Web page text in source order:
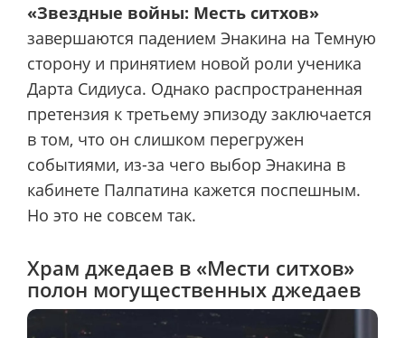
«Звездные войны: Месть ситхов»
завершаются падением Энакина на Темную
сторону и принятием новой роли ученика
Дарта Сидиуса. Однако распространенная
претензия к третьему эпизоду заключается
в том, что он слишком перегружен
событиями, из-за чего выбор Энакина в
кабинете Палпатина кажется поспешным.
Но это не совсем так.
Храм джедаев в «Мести ситхов»
полон могущественных джедаев